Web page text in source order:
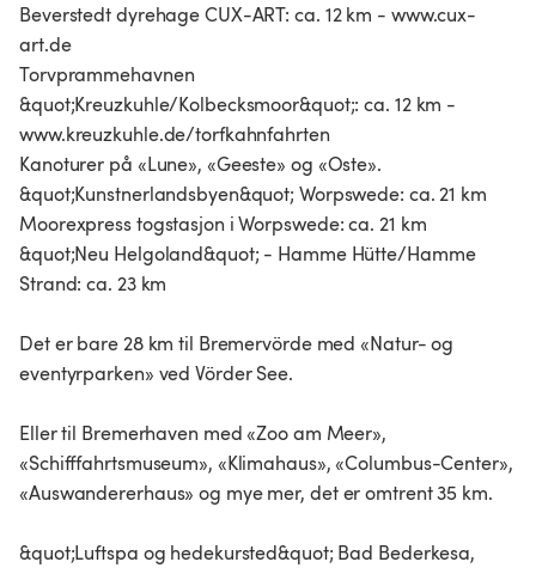
Beverstedt dyrehage CUX-ART: ca. 12 km - www.cux-
art.de
Torvprammehavnen
&quot;Kreuzkuhle/Kolbecksmoor&quot;: ca. 12 km -
www.kreuzkuhle.de/torfkahnfahrten
Kanoturer på «Lune», «Geeste» og «Oste».
&quot;Kunstnerlandsbyen&quot; Worpswede: ca. 21 km
Moorexpress togstasjon i Worpswede: ca. 21 km
&quot;Neu Helgoland&quot; - Hamme Hütte/Hamme
Strand: ca. 23 km
Det er bare 28 km til Bremervörde med «Natur- og
eventyrparken» ved Vörder See.
Eller til Bremerhaven med «Zoo am Meer»,
«Schifffahrtsmuseum», «Klimahaus», «Columbus-Center»,
«Auswandererhaus» og mye mer, det er omtrent 35 km.
&quot;Luftspa og hedekursted&quot; Bad Bederkesa,